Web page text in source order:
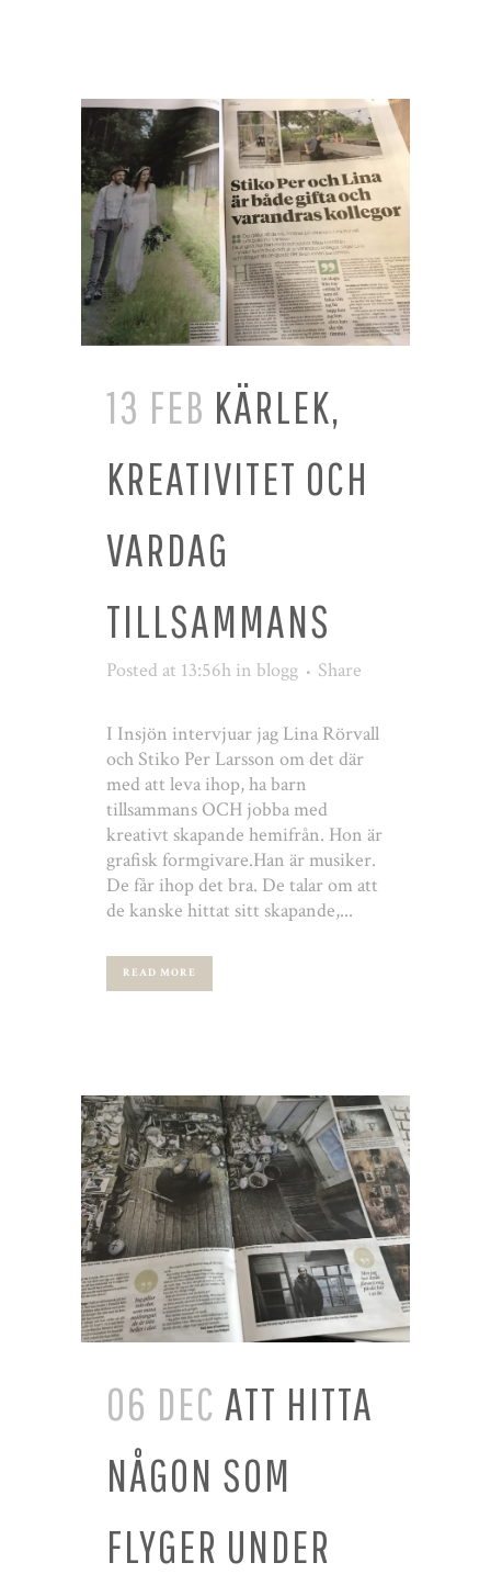
13 FEB KÄRLEK,
KREATIVITET OCH
VARDAG
TILLSAMMANS
Posted at 13:56h in blogg Share
I Insjön intervjuar jag Lina Rörvall
och Stiko Per Larsson om det där
med att leva ihop, ha barn
tillsammans OCH jobba med
kreativt skapande hemifrån. Hon är
grafisk formgivare.Han är musiker.
De får ihop det bra. De talar om att
de kanske hittat sitt skapande,...
READ MORE
06 DEC ATT HITTA
NÅGON SOM
FLYGER UNDER